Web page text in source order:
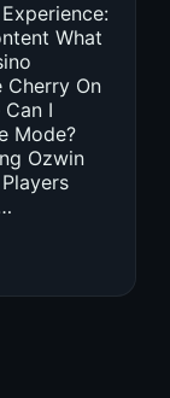
What
Cherry On
I
Mode?
Ozwin